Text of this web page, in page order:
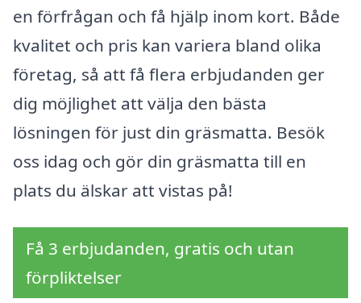
en förfrågan och få hjälp inom kort. Både
kvalitet och pris kan variera bland olika
företag, så att få flera erbjudanden ger
dig möjlighet att välja den bästa
lösningen för just din gräsmatta. Besök
oss idag och gör din gräsmatta till en
plats du älskar att vistas på!
Få 3 erbjudanden, gratis och utan
förpliktelser